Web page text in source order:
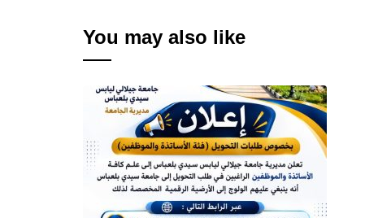
You may also like